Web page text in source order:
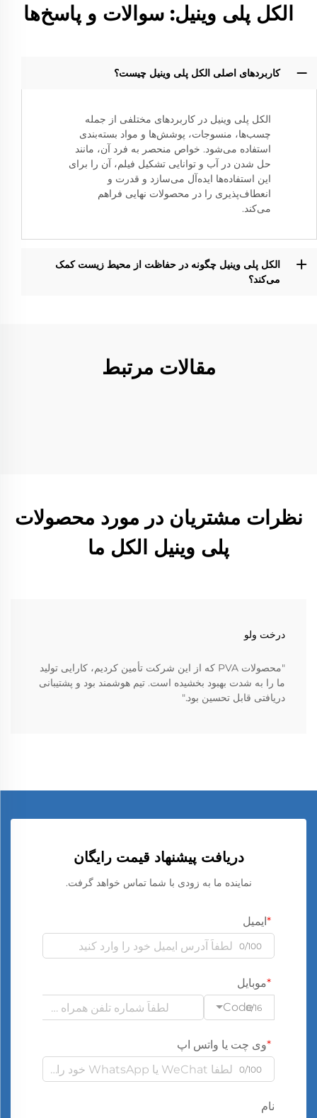
الکل پلی وینیل: سوالات و پاسخ‌ها
کاربردهای اصلی الکل پلی وینیل چیست؟
الکل پلی وینیل در کاربردهای مختلفی از جمله
چسب‌ها، منسوجات، پوشش‌ها و مواد بسته‌بندی
استفاده می‌شود. خواص منحصر به فرد آن، مانند
حل شدن در آب و توانایی تشکیل فیلم، آن را برای
این استفاده‌ها ایده‌آل می‌سازد و قدرت و
انعطاف‌پذیری را در محصولات نهایی فراهم
می‌کند.
الکل پلی وینیل چگونه در حفاظت از محیط زیست کمک
می‌کند؟
مقالات مرتبط
نظرات مشتریان در مورد محصولات
پلی وینیل الکل ما
درخت ولو
"محصولات PVA که از این شرکت تأمین کردیم، کارایی تولید
ما را به شدت بهبود بخشیده است. تیم هوشمند بود و پشتیبانی
دریافتی قابل تحسین بود."
دریافت پیشنهاد قیمت رایگان
نماینده ما به زودی با شما تماس خواهد گرفت.
ایمیل
0/100
موبایل
Code0/16
وی چت یا واتس اپ
0/100
نام